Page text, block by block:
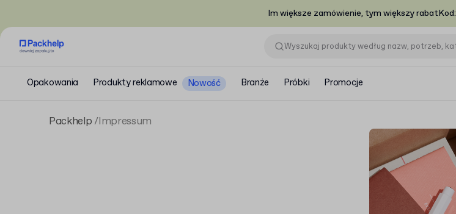
Im większe zamówienie, tym większy rabatKod:
Opakowania Produkty reklamowe Nowość Branże Próbki Promocje
Packhelp Impressum